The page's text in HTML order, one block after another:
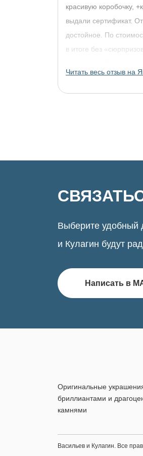
красивую коробочку,
выдали сертификат.
достойное. По
в итоге без
украшениями!
Читать весь отзыв на
Выберите удобный
и Кулагин будут
Написать в
Оригинальные
бриллиантами и
камнями
Васильев и Кулагин. Все